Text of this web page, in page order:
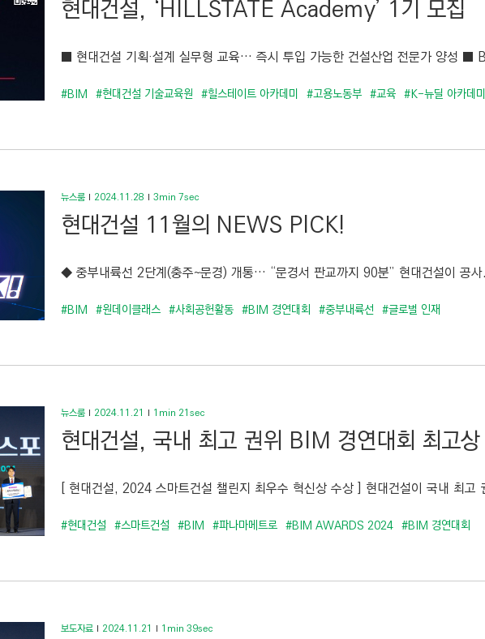
현대건설, ‘HILLSTATE Academy’ 1기 모집
■ 현대건설 기획·설계 실무형 교육… 즉시 투입 가능한 건설산업 전문가 양성 ■
#BIM #현대건설 기술교육원 #힐스테이트 아카데미 #고용노동부 #교육 #K-뉴딜 아카데미
뉴스룸 2024.11.28 3min 7sec
현대건설 11월의 NEWS PICK!
◆ 중부내륙선 2단계(충주~문경) 개통… “문경서 판교까지 90분” 현대건설이 공
#BIM #원데이클래스 #사회공헌활동 #BIM 경연대회 #중부내륙선 #글로벌 인재
뉴스룸 2024.11.21 1min 21sec
현대건설, 국내 최고 권위 BIM 경연대회 최고
[ 현대건설, 2024 스마트건설 챌린지 최우수 혁신상 수상 ] 현대건설이 국내 최
#현대건설 #스마트건설 #BIM #파나마메트로 #BIM AWARDS 2024 #BIM 경연대회
보도자료 2024.11.21 1min 39sec